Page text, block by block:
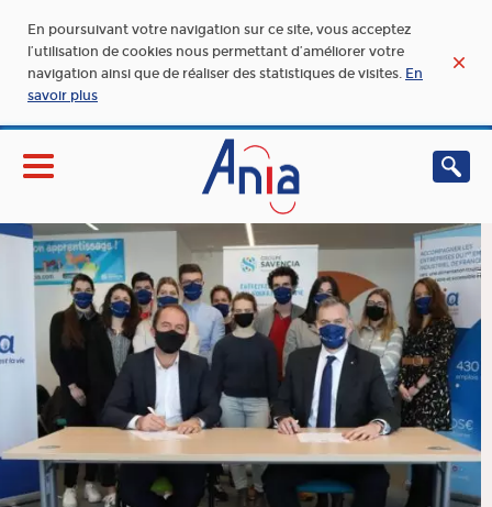
En poursuivant votre navigation sur ce site, vous acceptez
l’utilisation de cookies nous permettant d’améliorer votre
navigation ainsi que de réaliser des statistiques de visites. En
savoir plus